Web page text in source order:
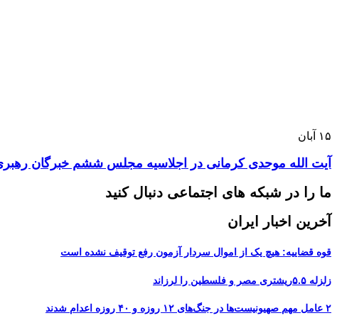
۱۵ آبان
آیت الله موحدی کرمانی در اجلاسیه مجلس ششم خبرگان
ما را در شبکه های اجتماعی دنبال کنید
آخرین اخبار ایران
قوه قضاییه: هیچ یک از اموال سردار آزمون رفع توقیف نشده است
زلزله ۵.۵ریشتری مصر و فلسطین را لرزاند
۲ عامل مهم صهیونیست‌ها در جنگ‌های ۱۲ روزه و ۴۰ روزه اعدام شدند